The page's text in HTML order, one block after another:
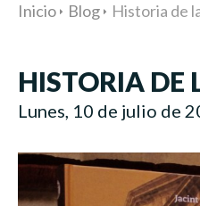
Inicio Blog Historia de
HISTORIA DE
Lunes, 10 de julio de